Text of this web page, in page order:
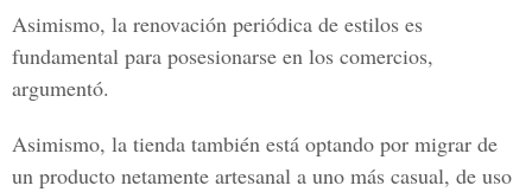
Asimismo, la renovación periódica de estilos es
fundamental para posesionarse en los comercios,
argumentó.
Asimismo, la tienda también está optando por migrar de
un producto netamente artesanal a uno más casual, de uso